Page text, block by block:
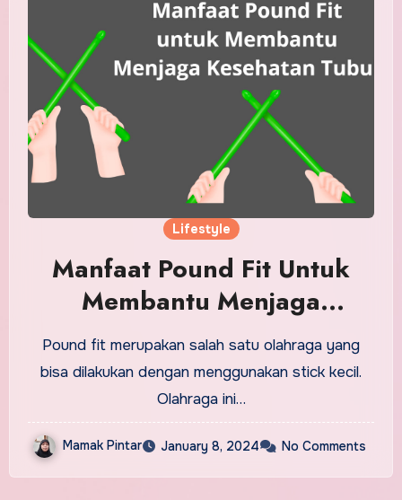
Lifestyle
Manfaat Pound Fit Untuk
Membantu Menjaga
Kesehatan Tubuh
Pound fit merupakan salah satu olahraga yang
bisa dilakukan dengan menggunakan stick kecil.
Olahraga ini…
Mamak Pintar January 8, 2024 No Comments